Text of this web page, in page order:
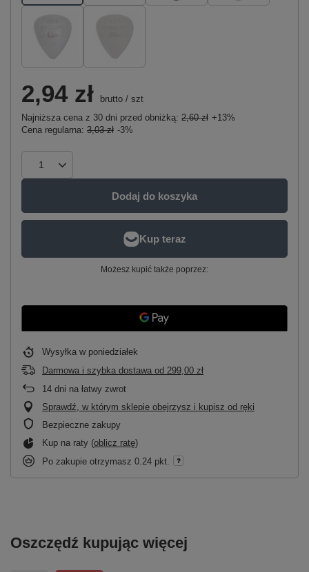
2,94 zł brutto / szt
Najniższa cena z 30 dni przed obniżką: 2,60 zł +13%
Cena regularna: 3,03 zł -3%
Dodaj do koszyka
Możesz kupić także poprzez:
Wysyłka w poniedziałek
Darmowa i szybka dostawa od 299,00 zł
14 dni na łatwy zwrot
Sprawdź, w którym sklepie obejrzysz i kupisz od ręki
Bezpieczne zakupy
Kup na raty (oblicz ratę)
Po zakupie otrzymasz 0.24 pkt.
Oszczędź kupując więcej